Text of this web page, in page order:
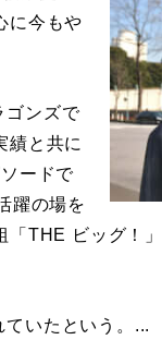
に今もや
ゴンズで
績と共に
ードで
躍の場を
THE ビッグ！
いたという。...